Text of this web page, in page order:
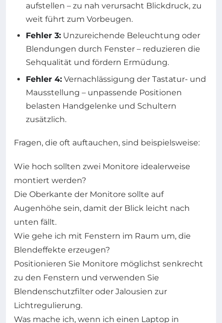
aufstellen – zu nah verursacht Blickdruck, zu
weit führt zum Vorbeugen.
Fehler 3: Unzureichende Beleuchtung oder
Blendungen durch Fenster – reduzieren die
Sehqualität und fördern Ermüdung.
Fehler 4: Vernachlässigung der Tastatur- und
Mausstellung – unpassende Positionen
belasten Handgelenke und Schultern
zusätzlich.
Fragen, die oft auftauchen, sind beispielsweise:
Wie hoch sollten zwei Monitore idealerweise
montiert werden?
Die Oberkante der Monitore sollte auf
Augenhöhe sein, damit der Blick leicht nach
unten fällt.
Wie gehe ich mit Fenstern im Raum um, die
Blendeffekte erzeugen?
Positionieren Sie Monitore möglichst senkrecht
zu den Fenstern und verwenden Sie
Blendenschutzfilter oder Jalousien zur
Lichtregulierung.
Was mache ich, wenn ich einen Laptop in